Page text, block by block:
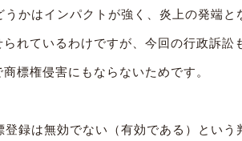
うかはインパクトが強く、炎上の発端
れているわけですが、今回の行政訴
標権侵害にもならないためです。
録は無効でない（有効である）という